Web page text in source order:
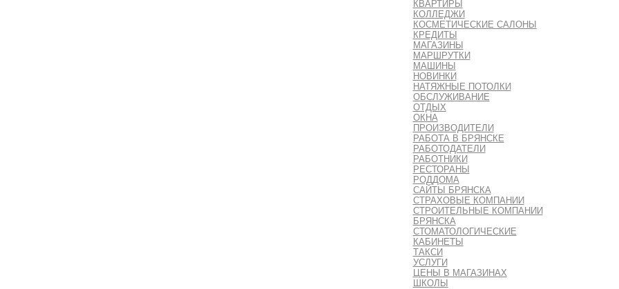
КВАРТИРЫ
КОЛЛЕДЖИ
КОСМЕТИЧЕСКИЕ САЛОНЫ
КРЕДИТЫ
МАГАЗИНЫ
МАРШРУТКИ
МАШИНЫ
НОВИНКИ
НАТЯЖНЫЕ ПОТОЛКИ
ОБСЛУЖИВАНИЕ
ОТДЫХ
ОКНА
ПРОИЗВОДИТЕЛИ
РАБОТА В БРЯНСКЕ
РАБОТОДАТЕЛИ
РАБОТНИКИ
РЕСТОРАНЫ
РОДДОМА
САЙТЫ БРЯНСКА
СТРАХОВЫЕ КОМПАНИИ
СТРОИТЕЛЬНЫЕ КОМПАНИИ
БРЯНСКА
СТОМАТОЛОГИЧЕСКИЕ
КАБИНЕТЫ
ТАКСИ
УСЛУГИ
ЦЕНЫ В МАГАЗИНАХ
ШКОЛЫ